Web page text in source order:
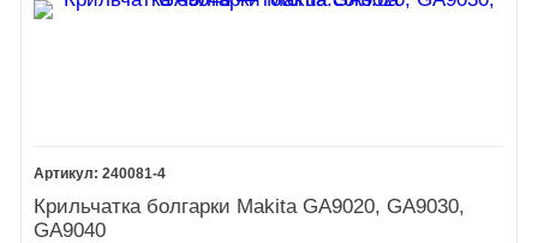
240081-4
Крильчатка болгарки Makita GA9020, GA9030,
GA9040